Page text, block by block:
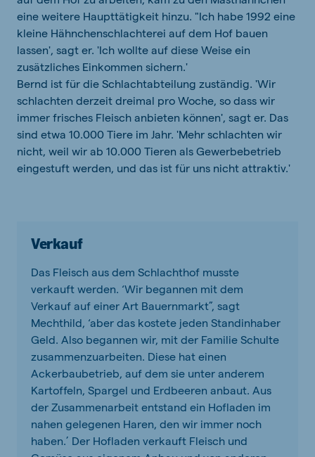
eine weitere Haupttätigkeit hinzu. "Ich habe 1992 eine
kleine Hähnchenschlachterei auf dem Hof bauen
lassen', sagt er. 'Ich wollte auf diese Weise ein
zusätzliches Einkommen sichern.'
Bernd ist für die Schlachtabteilung zuständig. 'Wir
schlachten derzeit dreimal pro Woche, so dass wir
immer frisches Fleisch anbieten können', sagt er. Das
sind etwa 10.000 Tiere im Jahr. 'Mehr schlachten wir
nicht, weil wir ab 10.000 Tieren als Gewerbebetrieb
eingestuft werden, und das ist für uns nicht attraktiv.'
Verkauf
Das Fleisch aus dem Schlachthof musste
verkauft werden. ‘Wir begannen mit dem
Verkauf auf einer Art Bauernmarkt”, sagt
Mechthild, ‘aber das kostete jeden Standinhaber
Geld. Also begannen wir, mit der Familie Schulte
zusammenzuarbeiten. Diese hat einen
Ackerbaubetrieb, auf dem sie unter anderem
Kartoffeln, Spargel und Erdbeeren anbaut. Aus
der Zusammenarbeit entstand ein Hofladen im
nahen gelegenen Haren, den wir immer noch
haben.’ Der Hofladen verkauft Fleisch und